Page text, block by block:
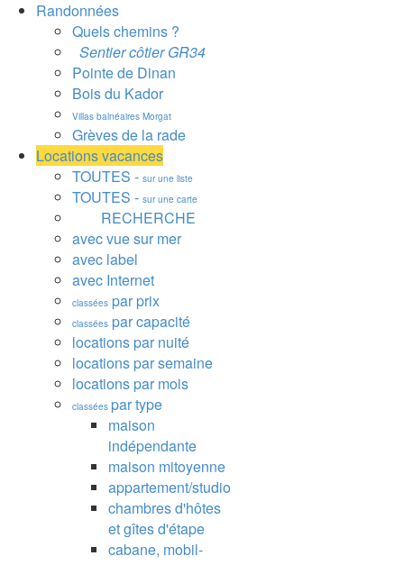
Randonnées
Quels chemins ?
Sentier côtier GR34
Pointe de Dinan
Bois du Kador
Villas balnéaires Morgat
Grèves de la rade
Locations vacances
TOUTES - sur une liste
TOUTES - sur une carte
RECHERCHE
avec vue sur mer
avec label
avec Internet
classées par prix
classées par capacité
locations par nuité
locations par semaine
locations par mois
classées par type
maison
indépendante
maison mitoyenne
appartement/studio
chambres d'hôtes
et gîtes d'étape
cabane, mobil-